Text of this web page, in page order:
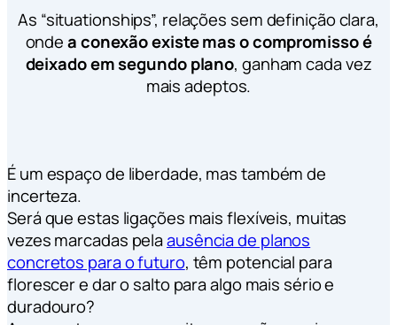
As “situationships”, relações sem definição clara,
ondea conexão existe mas o compromisso é
deixado em segundo plano, ganham cada vez
mais adeptos.
É um espaço de liberdade, mas também de
incerteza.
Será que estas ligações mais flexíveis, muitas
vezes marcadas pelaausência de planos
concretos para o futuro, têm potencial para
florescer e dar o salto para algo mais sério e
duradouro?